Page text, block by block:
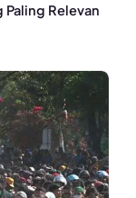
Paling Relevan